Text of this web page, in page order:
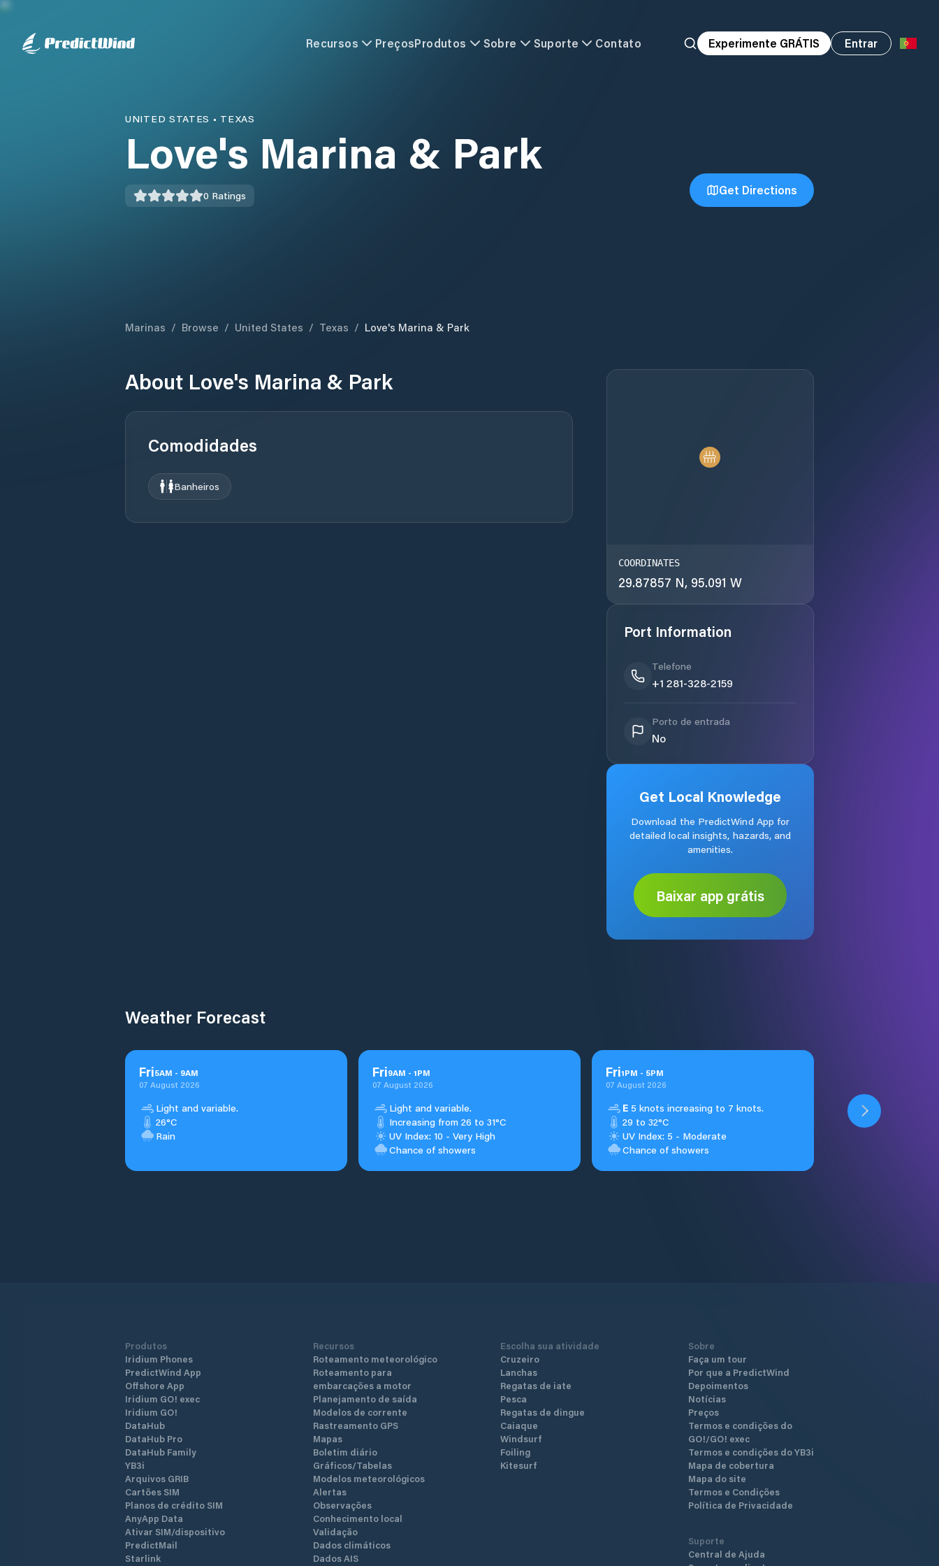
Recursos PreçosProdutos Sobre Suporte Contato Experimente GRÁTIS Entrar
UNITED STATES • TEXAS
Love's Marina & Park
0 Ratings Get Directions
Marinas / Browse / United States / Texas / Love's Marina & Park
About Love's Marina & Park
Comodidades
Banheiros
COORDINATES
29.87857 N, 95.091 W
Port Information
Telefone
+1 281-328-2159
Porto de entrada
No
Get Local Knowledge
Download the PredictWind App for
detailed local insights, hazards, and
amenities.
Baixar app grátis
Weather Forecast
Fri5AM - 9AM
07 August 2026
Light and variable.
26°C
Rain
Fri9AM - 1PM
07 August 2026
Light and variable.
Increasing from 26 to 31°C
UV Index: 10 - Very High
Chance of showers
Fri1PM - 5PM
07 August 2026
E 5 knots increasing to 7 knots.
29 to 32°C
UV Index: 5 - Moderate
Chance of showers
Produtos
Iridium Phones
PredictWind App
Offshore App
Iridium GO! exec
Iridium GO!
DataHub
DataHub Pro
DataHub Family
YB3i
Arquivos GRIB
Cartões SIM
Planos de crédito SIM
AnyApp Data
Ativar SIM/dispositivo
PredictMail
Starlink
Recursos
Roteamento meteorológico
Roteamento para
embarcações a motor
Planejamento de saída
Modelos de corrente
Rastreamento GPS
Mapas
Boletim diário
Gráficos/Tabelas
Modelos meteorológicos
Alertas
Observações
Conhecimento local
Validação
Dados climáticos
Dados AIS
Escolha sua atividade
Cruzeiro
Lanchas
Regatas de iate
Pesca
Regatas de dingue
Caiaque
Windsurf
Foiling
Kitesurf
Sobre
Faça um tour
Por que a PredictWind
Depoimentos
Notícias
Preços
Termos e condições do
GO!/GO! exec
Termos e condições do YB3i
Mapa de cobertura
Mapa do site
Termos e Condições
Política de Privacidade
Suporte
Central de Ajuda